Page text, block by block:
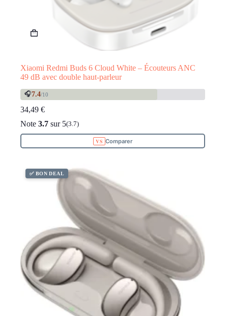
Xiaomi Redmi Buds 6 Cloud White – Écouteurs ANC
49 dB avec double haut-parleur
🎧7.4/10
34,49 €
Note 3.7 sur 5(3.7)
Comparer
✅ BON DEAL